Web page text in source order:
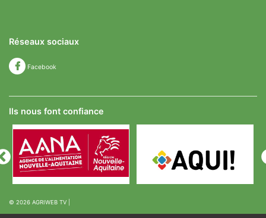
Réseaux sociaux
Facebook
Ils nous font confiance
© 2026 AGRIWEB TV